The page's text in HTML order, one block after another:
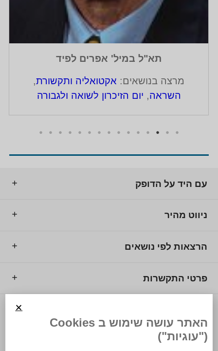
תא"ל במיל' אפרים לפיד
מרצה בנושאים: אקטואליה ותקשורת,
השראה, יום הזיכרון לשואה ולגבורה
עם היד על הדופק
ניווט מהיר
הרצאות לפי נושאים
פרטי התקשרות
האתר עושה שימוש ב Cookies
("עוגיות")